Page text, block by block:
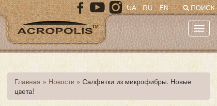
Перейти
к
основному
содержанию
ПОИСК
UA RU EN
Вы
здесь
Главная » Новости » Салфетки из микрофибры. Новые
цвета!